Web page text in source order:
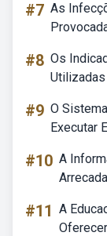
#7 As
#8 Os
Utilizadas
#9 O
Executar
#10 A
#11 A